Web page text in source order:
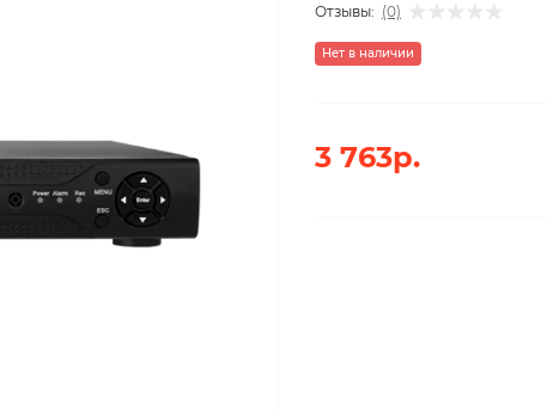
Отзывы: (0)
Нет в наличии
3 763р.